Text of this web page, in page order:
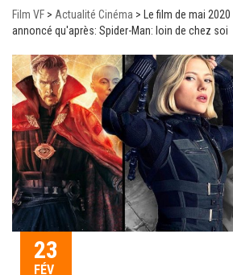
Film VF > Actualité Cinéma >
Le film de mai
annoncé qu'après: Spider-Man: loin de chez soi
23
FÉV